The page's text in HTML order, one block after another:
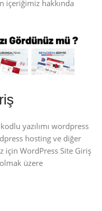
içeriğimiz hakkında
yazılımı wordpress
hosting ve diğer
için WordPress Site Giriş
üzere